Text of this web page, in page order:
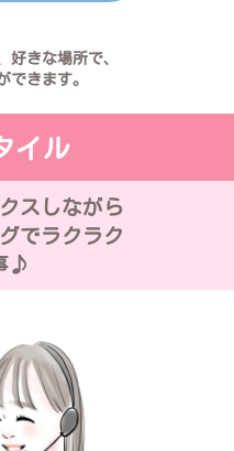
好きな場所で、
できます。
イル
スしながら
でラクラク
♪